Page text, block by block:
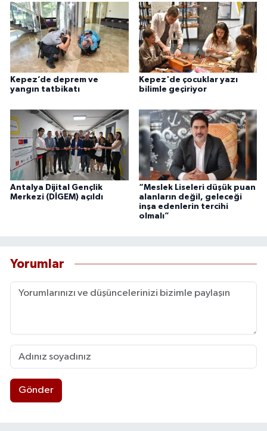
Kepez’de deprem ve
yangın tatbikatı
Kepez'de çocuklar yazı
bilimle geçiriyor
Antalya Dijital Gençlik
Merkezi (DİGEM) açıldı
“Meslek Liseleri düşük puan
alanların değil, geleceği
inşa edenlerin tercihi
olmalı”
Yorumlar
Gönder